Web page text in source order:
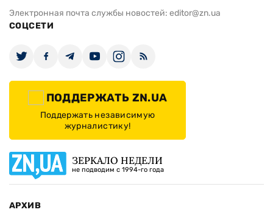
Электронная почта службы новостей: editor@zn.ua
СОЦСЕТИ
ПОДДЕРЖАТЬ ZN.UA
Поддержать независимую
журналистику!
ЗЕРКАЛО НЕДЕЛИ
не подводим с 1994-го года
АРХИВ